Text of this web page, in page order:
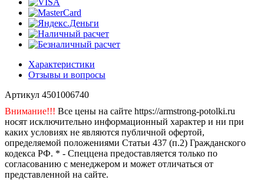
Характеристики
Отзывы и вопросы
Артикул 4501006740
Внимание!!! Все цены на сайте https://armstrong-potolki.ru
носят исключительно информационный характер и ни при
каких условиях не являются публичной офертой,
определяемой положениями Статьи 437 (п.2) Гражданского
кодекса РФ. * - Спеццена предоставляется только по
согласованию с менеджером и может отличаться от
представленной на сайте.